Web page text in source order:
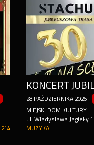
214
28 PAŹDZIERNIKA 2026 -
MIEJSKI DOM KULTURY
ul. Władysława Jagiełły
MUZYKA